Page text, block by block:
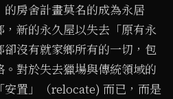
房舍計畫莫名的成為永居
新的永久屋以失去「原有永
沒有就家鄉所有的一切，包
對於失去獵場與傳統領域的
安置」（relocate) 而已，而是